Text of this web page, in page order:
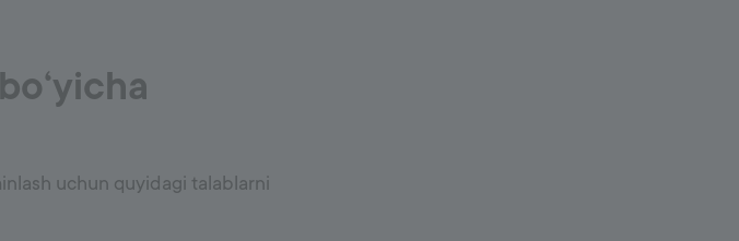
uchun quyidagi talablarni